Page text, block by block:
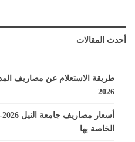
أحدث المقالات
طريقة الاستعلام عن مصاريف
2026
الخاصة بها